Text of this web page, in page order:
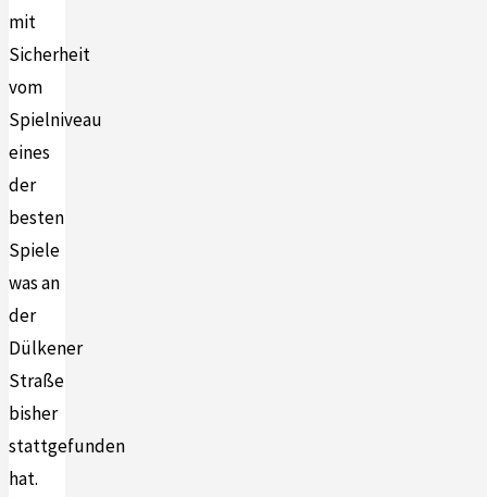
mit
Sicherheit
vom
Spielniveau
eines
der
besten
Spiele
was an
der
Dülkener
Straße
bisher
stattgefunden
hat.